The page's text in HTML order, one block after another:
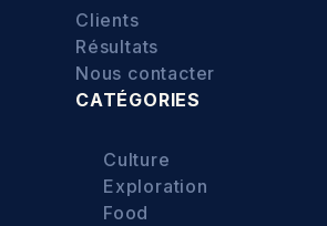
Clients
Résultats
Nous contacter
CATÉGORIES
Culture
Exploration
Food